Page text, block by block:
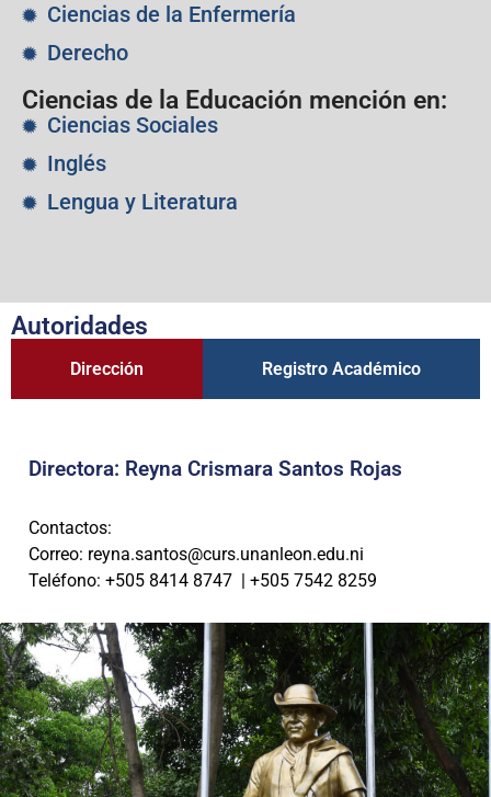
Ciencias de la Enfermería
Derecho
Ciencias de la Educación mención en:
Ciencias Sociales
Inglés
Lengua y Literatura
Autoridades
Dirección Registro Académico
Directora: Reyna Crismara Santos Rojas
Contactos:
Correo: reyna.santos@curs.unanleon.edu.ni
Teléfono: +505 8414 8747 | +505 7542 8259